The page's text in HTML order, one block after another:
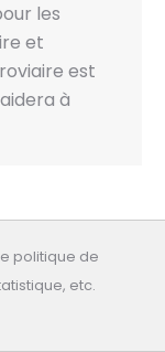
politique de
etc.
les
et
est
à